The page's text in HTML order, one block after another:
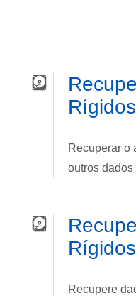
Recuperar o
outros
Rí­gidos
Recupere